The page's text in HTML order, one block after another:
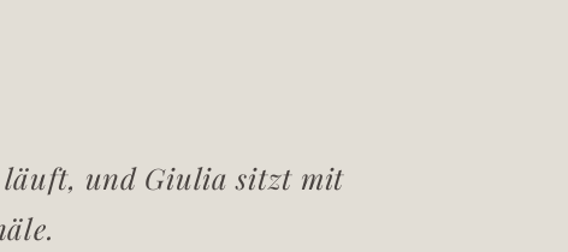
läuft, und Giulia sitzt mit